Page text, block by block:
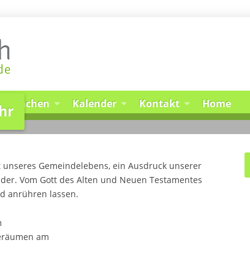
Kalender Kontakt Home
Gemeindelebens, ein Ausdruck unserer
Vom Gott des Alten und Neuen Testamentes
anrühren lassen.
am